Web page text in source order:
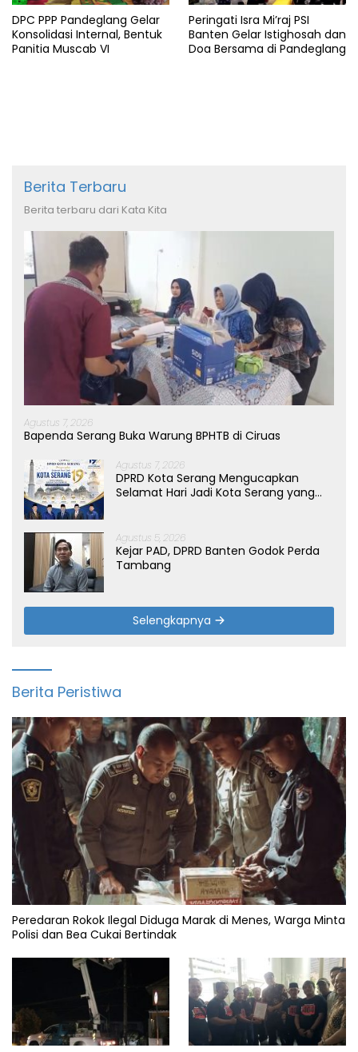
DPC PPP Pandeglang Gelar
Konsolidasi Internal, Bentuk
Panitia Muscab VI
Peringati Isra Mi’raj PSI
Banten Gelar Istighosah dan
Doa Bersama di Pandeglang
Berita Terbaru
Berita terbaru dari Kata Kita
Agustus 7, 2026
Bapenda Serang Buka Warung BPHTB di Ciruas
Agustus 7, 2026
DPRD Kota Serang Mengucapkan
Selamat Hari Jadi Kota Serang yang
Agustus 5, 2026
Kejar PAD, DPRD Banten Godok Perda
Tambang
Selengkapnya
Berita Peristiwa
Peredaran Rokok Ilegal Diduga Marak di Menes, Warga Minta
Polisi dan Bea Cukai Bertindak